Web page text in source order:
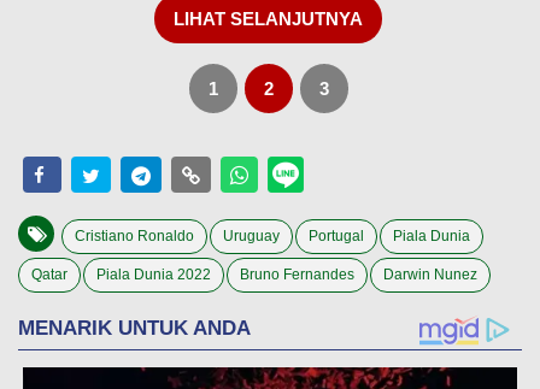
LIHAT SELANJUTNYA
1 2 3
Cristiano Ronaldo Uruguay Portugal Piala Dunia
Qatar Piala Dunia 2022 Bruno Fernandes Darwin Nunez